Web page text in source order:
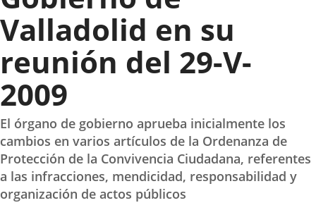
Valladolid en su
reunión del 29-V-
2009
El órgano de gobierno aprueba inicialmente los
cambios en varios artículos de la Ordenanza de
Protección de la Convivencia Ciudadana, referentes
a las infracciones, mendicidad, responsabilidad y
organización de actos públicos